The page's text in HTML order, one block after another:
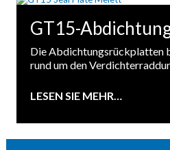
GT15-
Die Abdichtungsrückplatten
rund um den
LESEN SIE MEHR…